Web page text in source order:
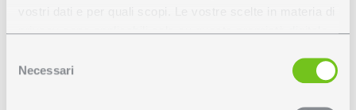
privacy sono applicabili solo su questa proprietà digitale
modificare o revocare il proprio consenso in qualsiasi
momento dalla Dichiarazione sui cookie o facendo clic
delNecessari
SOSPENSIONE